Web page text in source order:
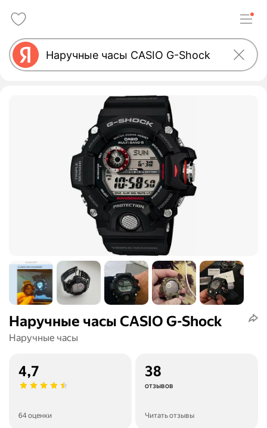
Наручные часы CASIO G-Shock
Наручные часы
4,7
64 оценки
38
отзывов
Читать отзывы